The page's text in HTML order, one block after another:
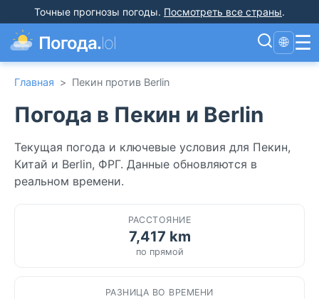
Точные прогнозы погоды. Посмотреть все страны.
Погода.lol 🌐 ☰
Главная > Пекин против Berlin
Погода в Пекин и Berlin
Текущая погода и ключевые условия для Пекин,
Китай и Berlin, ФРГ. Данные обновляются в
реальном времени.
РАССТОЯНИЕ
7,417 km
по прямой
РАЗНИЦА ВО ВРЕМЕНИ